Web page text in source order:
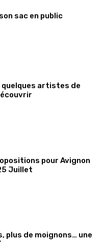
sac en public
quelques artistes de
pour Avignon
Juillet
plus de moignons… une